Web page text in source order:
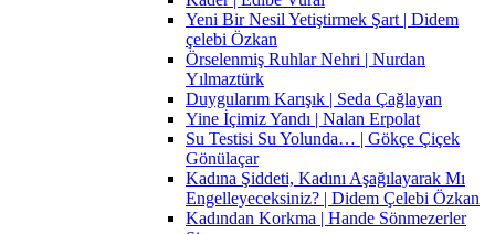
Yeni Bir Nesil Yetiştirmek Şart | Didem
çelebi Özkan
Örselenmiş Ruhlar Nehri | Nurdan
Yılmaztürk
Duygularım Karışık | Seda Çağlayan
Yine İçimiz Yandı | Nalan Erpolat
Su Testisi Su Yolunda… | Gökçe Çiçek
Gönülaçar
Kadına Şiddeti, Kadını Aşağılayarak Mı
Engelleyeceksiniz? | Didem Çelebi Özkan
Kadından Korkma | Hande Sönmezerler